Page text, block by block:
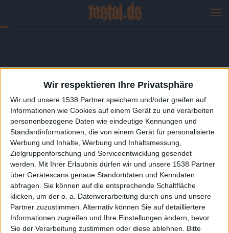
Wir respektieren Ihre Privatsphäre
Wir und unsere 1538 Partner speichern und/oder greifen auf
Informationen wie Cookies auf einem Gerät zu und verarbeiten
personenbezogene Daten wie eindeutige Kennungen und
Standardinformationen, die von einem Gerät für personalisierte
Werbung und Inhalte, Werbung und Inhaltsmessung,
Zielgruppenforschung und Serviceentwicklung gesendet
werden.
Mit Ihrer Erlaubnis dürfen wir und unsere 1538 Partner
über Gerätescans genaue Standortdaten und Kenndaten
abfragen. Sie können auf die entsprechende Schaltfläche
klicken, um der o. a. Datenverarbeitung durch uns und unsere
Partner zuzustimmen. Alternativ können Sie auf detailliertere
Informationen zugreifen und Ihre Einstellungen ändern, bevor
Sie der Verarbeitung zustimmen oder diese ablehnen.
Bitte